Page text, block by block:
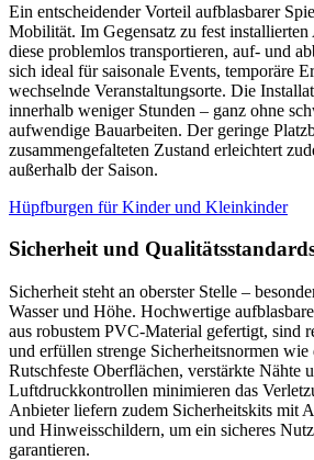
Ein entscheidender Vorteil aufblasbarer
Mobilität. Im Gegensatz zu fest installierten
diese problemlos transportieren, auf- und
sich ideal für saisonale Events, temporäre
wechselnde Veranstaltungsorte. Die
innerhalb weniger Stunden – ganz ohne
aufwendige Bauarbeiten. Der geringe
zusammengefalteten Zustand erleichtert
außerhalb der Saison.
Hüpfburgen für Kinder und Kleinkinder
Sicherheit und
Sicherheit steht an oberster Stelle –
Wasser und Höhe. Hochwertige
aus robustem PVC-Material gefertigt, sind
und erfüllen strenge Sicherheitsnormen
Rutschfeste Oberflächen, verstärkte Nähte
Luftdruckkontrollen minimieren das
Anbieter liefern zudem Sicherheitskits mit
und Hinweisschildern, um ein sicheres
garantieren.